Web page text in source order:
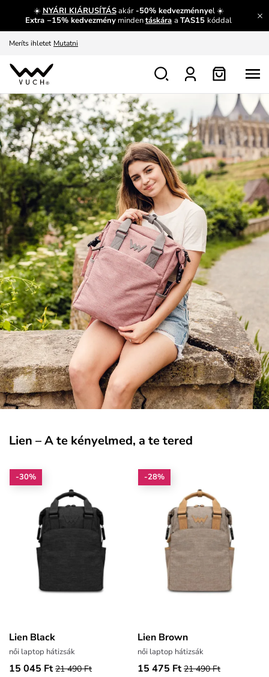
☀️ NYÁRI KIÁRUSÍTÁSakár-50% kedvezménnyel ☀️
Extra −15% kedvezmény mindentáskára a TAS15 kóddal
Fedezze fel velünk az újdonságokat. Megtekintés
Meríts ihletet Mutatni
Ingyenes csere és visszaküldés
Lien – A te kényelmed, a te tered
-30%
Lien Black
női laptop hátizsák
15 045 Ft 21 490 Ft
-28%
Lien Brown
női laptop hátizsák
15 475 Ft 21 490 Ft